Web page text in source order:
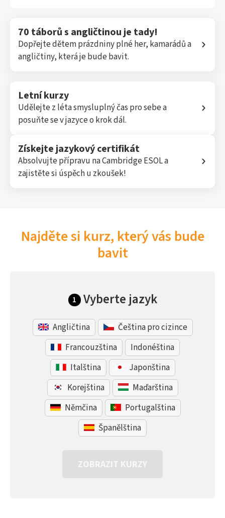
70 táborů s angličtinou je tady!
Dopřejte dětem prázdniny plné her, kamarádů a
angličtiny, která je bude bavit.
Letní kurzy
Udělejte z léta smysluplný čas pro sebe a
posuňte se v jazyce o krok dál.
Získejte jazykový certifikát
Absolvujte přípravu na Cambridge ESOL a
zajistěte si úspěch u zkoušek!
Najděte si kurz, který vás bude
bavit
1 Vyberte jazyk
Angličtina
Čeština pro cizince
Francouzština
Indonéština
Italština
Japonština
Korejština
Maďarština
Němčina
Portugalština
Španělština
ZOBRAZIT KURZY